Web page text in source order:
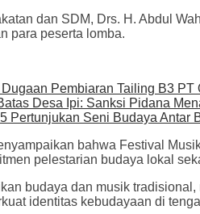
dan SDM, Drs. H. Abdul
para peserta lomba.
Pembiaran Tailing B3
Desa Ipi: Sanksi Pidana
Pertunjukan Seni Budaya Antar
bahwa Festival
pelestarian budaya lokal
budaya dan musik
identitas kebudayaan di